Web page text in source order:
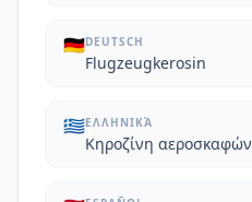
🇩🇪DEUTSCH
Flugzeugkerosin
🇬🇷ΕΛΛΗΝΙΚΆ
Κηροζίνη αεροσκαφών